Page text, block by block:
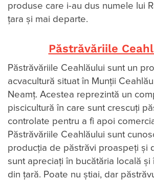
produse care i-au dus numele lui
țara și mai departe.
Păstrăvăriile
Păstrăvăriile Ceahlăului sunt un
acvacultură situat în Munții
Neamț. Acestea reprezintă un
piscicultură în care sunt crescuți
controlate pentru a fi apoi
Păstrăvăriile Ceahlăului sunt
producția de păstrăvi proaspeți și
sunt apreciați în bucătăria locală și
din țară. Poate nu știai, dar